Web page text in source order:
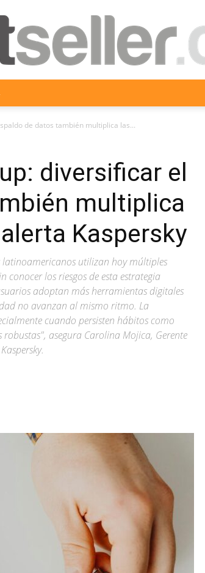
ITseller
Colombia
de datos también multiplica las...
diversificar el
multiplica
Kaspersky
latinoamericanos utilizan hoy múltiples
los riesgos de esta estrategia
adoptan más herramientas digitales
no avanzan al mismo ritmo. La
cuando persisten hábitos como
asegura Carolina Mojica, Gerente